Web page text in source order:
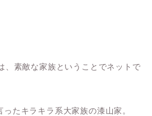
、素敵な家族ということでネットで
たキラキラ系大家族の漆山家。